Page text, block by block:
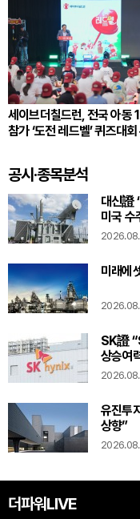
세이브더칠드런, 전국 아동
참가 ‘도전 레드벨’ 퀴즈대
공시·종목분석
대신證
미국 수
미래에
SK證
상승여
유진투
상향”
더파워LIVE